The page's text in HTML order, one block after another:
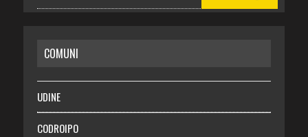
RISPARMIO
SALUTE
Necrologie
COMUNI
UDINE
CODROIPO